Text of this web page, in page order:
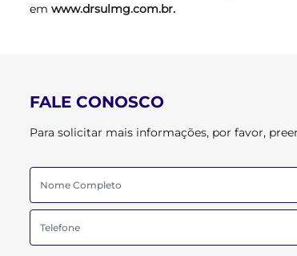
em www.drsulmg.com.br.
FALE CONOSCO
Para solicitar mais informações, por favor,